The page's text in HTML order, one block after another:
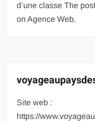
d’une classe The
on Agence Web.
Site web :
https://